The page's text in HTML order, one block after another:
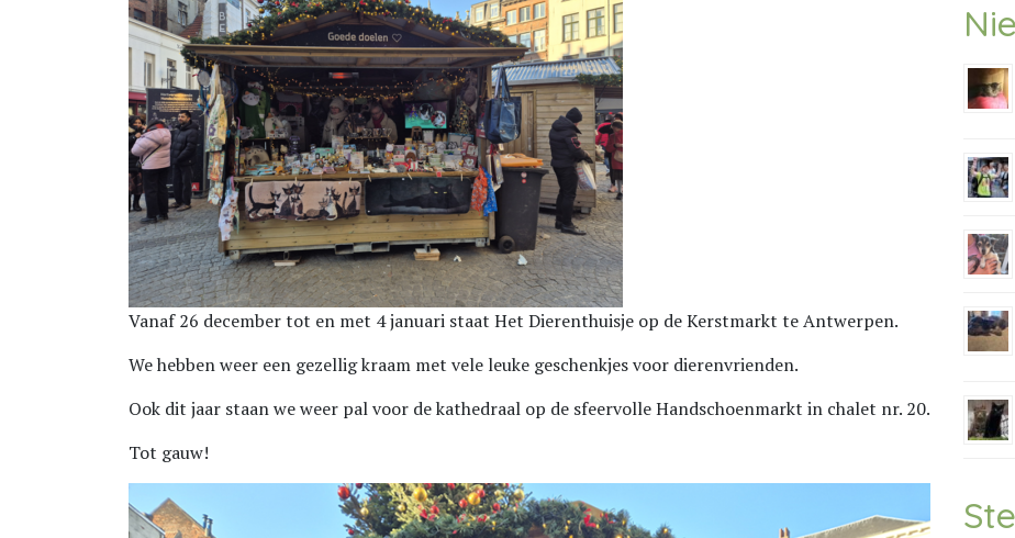
Vanaf 26 december tot en met 4 januari staat Het Dierenthuisje op de Kerstmarkt te Antwerpen.
We hebben weer een gezellig kraam met vele leuke geschenkjes voor dierenvrienden.
Ook dit jaar staan we weer pal voor de kathedraal op de sfeervolle Handschoenmarkt in chalet nr. 20.
Tot gauw!